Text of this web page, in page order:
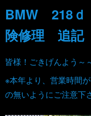
BMW 218
険修理 追
皆様！ごきげんよう～
※本年より、営業時間
の無いようにご注意下